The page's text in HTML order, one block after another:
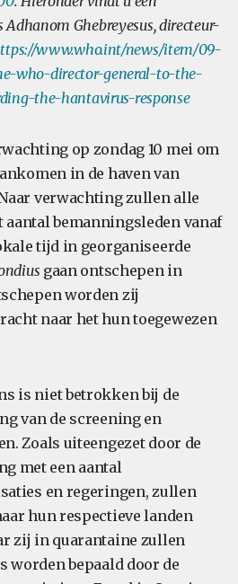
Adhanom Ghebreyesus, directeur-
www.who.int/news/item/09-
who-director-general-to-the-
the-hantavirus-response
op zondag 10 mei om
in de haven van
verwachting zullen alle
aantal bemanningsleden vanaf
tijd in georganiseerde
gaan ontschepen in
worden zij
naar het hun toegewezen
is niet betrokken bij de
van de screening en
Zoals uiteengezet door de
met een aantal
en regeringen, zullen
hun respectieve landen
zij in quarantaine zullen
worden bepaald door de